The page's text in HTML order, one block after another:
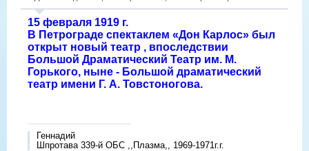
15 февраля 1919 г.
В Петрограде спектаклем «Дон Карлос» был
открыт новый театр , впоследствии
Большой Драматический Театр им. М.
Горького, ныне - Большой драматический
театр имени Г. А. Товстоногова.
Геннадий
Шпротава 339-й ОБС ,,Плазма,, 1969-1971г.г.